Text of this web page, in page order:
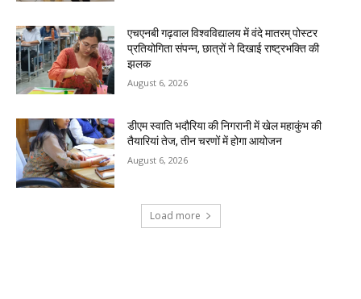
एचएनबी गढ़वाल विश्वविद्यालय में वंदे मातरम् पोस्टर
प्रतियोगिता संपन्न, छात्रों ने दिखाई राष्ट्रभक्ति की
झलक
August 6, 2026
डीएम स्वाति भदौरिया की निगरानी में खेल महाकुंभ की
तैयारियां तेज, तीन चरणों में होगा आयोजन
August 6, 2026
Load more